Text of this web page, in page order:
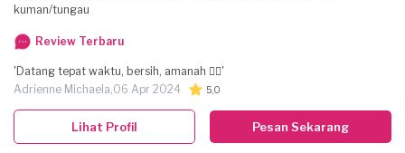
kuman/tungau
Review Terbaru
'Datang tepat waktu, bersih, amanah 👌🏻'
Adrienne Michaela,06 Apr 2024 5,0
Pesan Sekarang
Lihat Profil